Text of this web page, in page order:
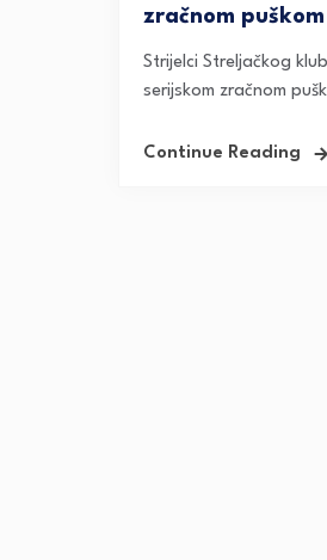
zračnom puškom
Strijelci Streljačkog
serijskom zračnom
Continue Reading